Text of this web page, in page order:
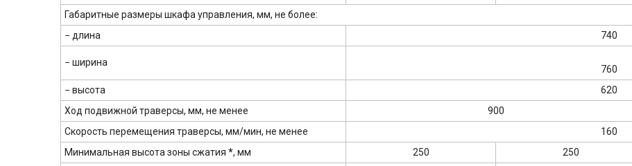
Габаритные размеры шкафа управления, мм, не более:
− длина
740
− ширина
760
− высота
620
Ход подвижной траверсы, мм, не менее
900
Скорость перемещения траверсы, мм/мин, не менее
160
Минимальная высота зоны сжатия *, мм 250 250